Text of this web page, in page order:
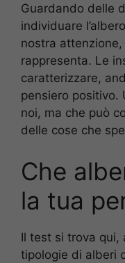
Guardando delle
individuare
nostra
rappresenta. Le
caratterizzare,
pensiero positivo.
noi, ma che può
delle cose che
Che
la tua
Il test si trova qui,
tipologie di alberi